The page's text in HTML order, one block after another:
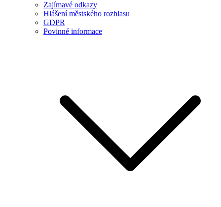
Zajímavé odkazy
Hlášení městského rozhlasu
GDPR
Povinné informace